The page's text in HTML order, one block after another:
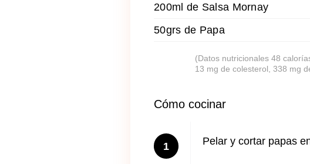
200ml de Salsa Mornay
50grs de Papa
(Datos nutricionales 48
13 mg de colesterol, 338 mg
Cómo cocinar
1 Pelar y cortar papas